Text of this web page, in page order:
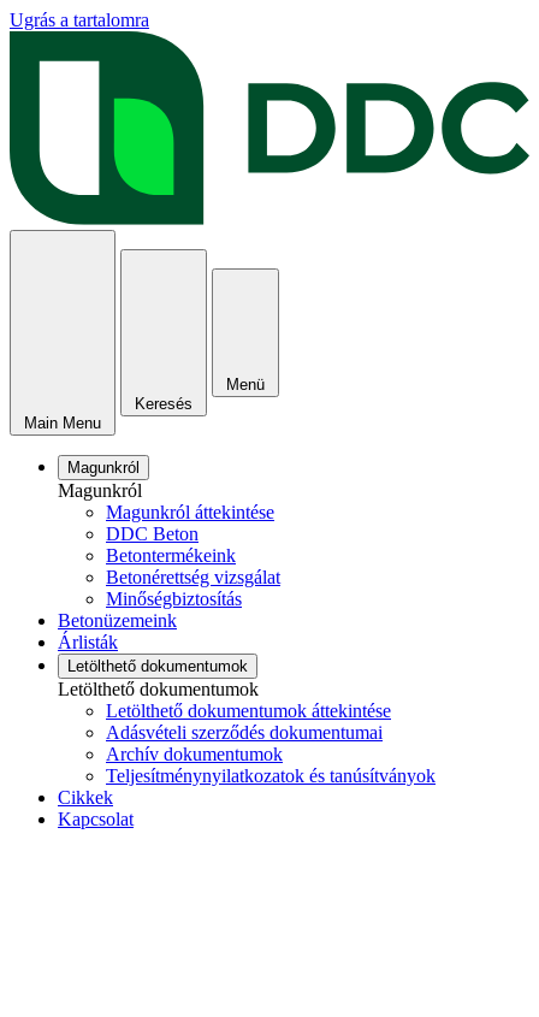
Ugrás a tartalomra
Main Menu
Keresés
Menü
Magunkról
Magunkról
Magunkról áttekintése
DDC Beton
Betontermékeink
Betonérettség vizsgálat
Minőségbiztosítás
Betonüzemeink
Árlisták
Letölthető dokumentumok
Letölthető dokumentumok
Letölthető dokumentumok áttekintése
Adásvételi szerződés dokumentumai
Archív dokumentumok
Teljesítménynyilatkozatok és tanúsítványok
Cikkek
Kapcsolat